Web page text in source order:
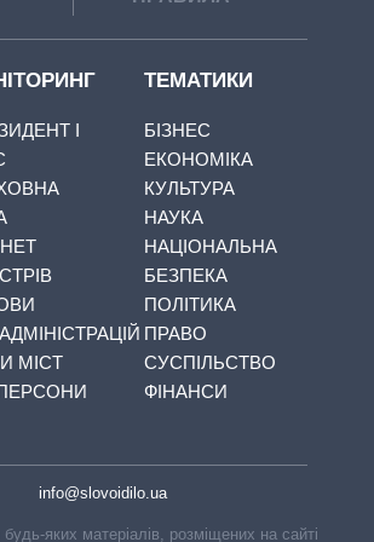
І
МІСТ
ТЕМАТИКИ
БІЗНЕС
ЕКОНОМІКА
КУЛЬТУРА
НАУКА
НАЦІОНАЛЬНА
БЕЗПЕКА
ПОЛІТИКА
ПРАВО
СУСПІЛЬСТВО
ФІНАНСИ
info@slovoidilo.ua
яких матеріалів, розміщених на сайті,